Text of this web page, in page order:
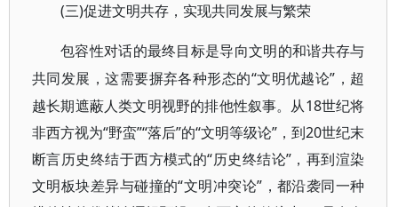
(三)促进文明共存，实现共同发展与繁荣
包容性对话的最终目标是导向文明的和谐共存与
共同发展，这需要摒弃各种形态的“文明优越论”，超
越长期遮蔽人类文明视野的排他性叙事。从18世纪将
非西方视为“野蛮”“落后”的“文明等级论”，到20世纪末
断言历史终结于西方模式的“历史终结论”，再到渲染
文明板块差异与碰撞的“文明冲突论”，都沿袭同一种